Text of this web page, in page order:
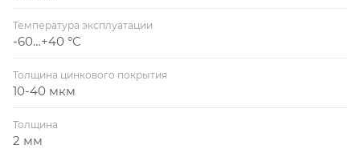
Температура эксплуатации
-60…+40 °C
Толщина цинкового покрытия
10-40 мкм
Толщина
2 мм